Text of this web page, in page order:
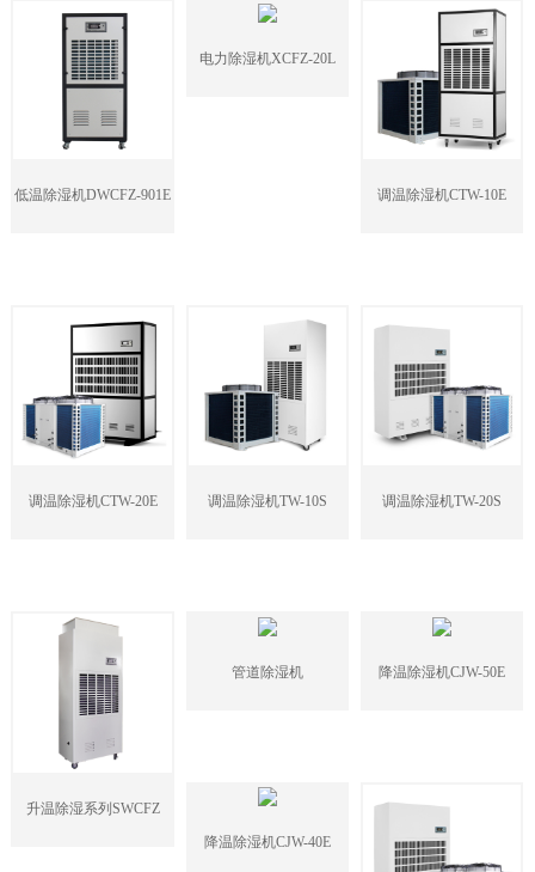
低温除湿机DWCFZ-901E
电力除湿机XCFZ-20L
调温除湿机CTW-10E
调温除湿机CTW-20E 调温除湿机TW-10S 调温除湿机TW-20S
升温除湿系列SWCFZ
管道除湿机 降温除湿机CJW-50E
降温除湿机CJW-40E